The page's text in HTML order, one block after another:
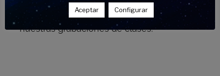
Disfruta del acceso ilimitado a todas
nuestras grabaciones de clases.
Aceptar Configurar